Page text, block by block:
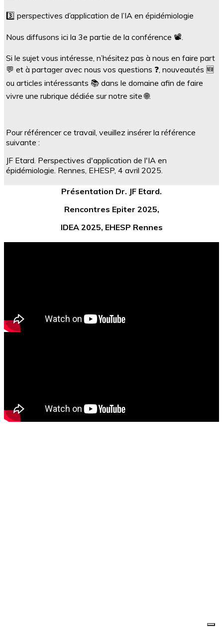
3️⃣ perspectives d’application de l’IA en épidémiologie
Nous diffusons ici la 3e partie de la conférence 📽️.
Si le sujet vous intéresse, n’hésitez pas à nous en faire part
💬 et à partager avec nous vos questions ❓, nouveautés 🆕
ou articles intéressants 📚 dans le domaine afin de faire
vivre une rubrique dédiée sur notre site 🌐.
Pour référencer ce travail, veuillez insérer la référence
suivante :
JF Etard. Perspectives d'application de l'IA en
épidémiologie. Rennes, EHESP, 4 avril 2025.
Présentation Dr. JF Etard.
Rencontres Epiter 2025,
IDEA 2025, EHESP Rennes